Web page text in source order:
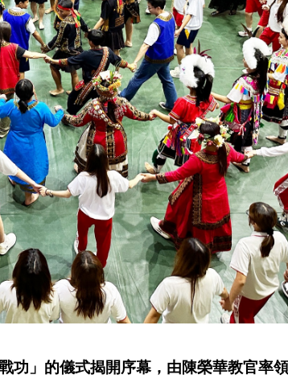
功」的儀式揭開序幕，由陳榮華教官率